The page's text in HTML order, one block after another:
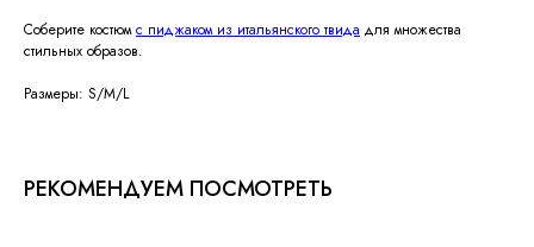
Соберите костюмс пиджаком из итальянского твида для множества
стильных образов.
Размеры: S/M/L
РЕКОМЕНДУЕМ ПОСМОТРЕТЬ